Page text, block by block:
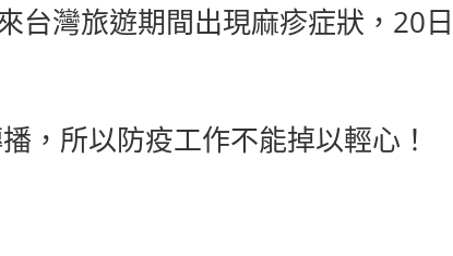
台灣旅遊期間出現麻疹症狀，20
，所以防疫工作不能掉以輕心！